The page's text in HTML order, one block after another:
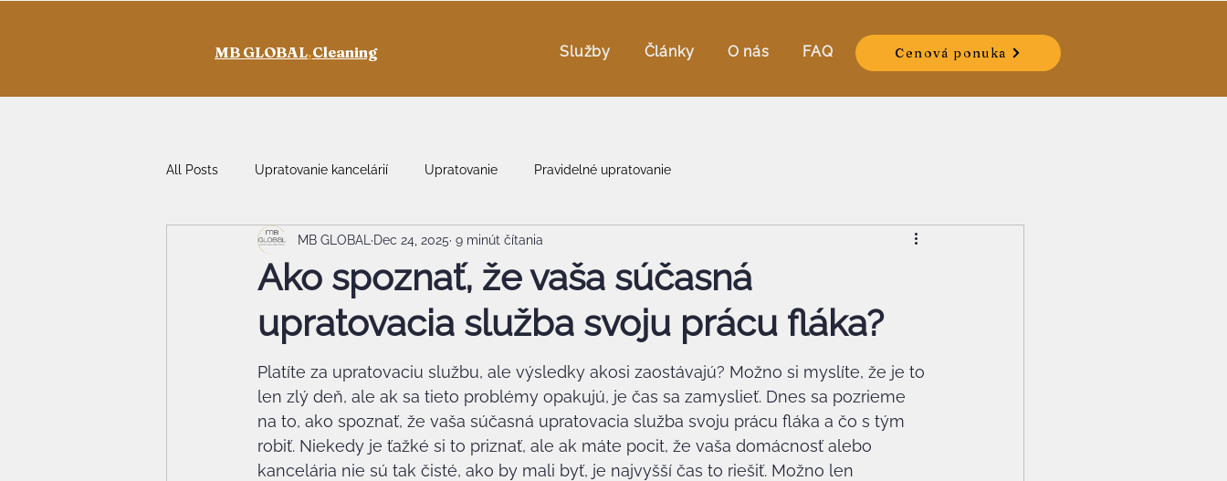
MB GLOBAL.Cleaning Služby Články O nás FAQ Cenová ponuka
All Posts Upratovanie kancelárií Upratovanie Pravidelné upratovanie
Ako spoznať, že vaša súčasná
upratovacia služba svoju prácu fláka?
MB GLOBAL Dec 24, 2025 9 minút čítania
Platíte za upratovaciu službu, ale výsledky akosi zaostávajú? Možno si myslíte, že je to
len zlý deň, ale ak sa tieto problémy opakujú, je čas sa zamyslieť. Dnes sa pozrieme
na to, ako spoznať, že vaša súčasná upratovacia služba svoju prácu fláka a čo s tým
robiť. Niekedy je ťažké si to priznať, ale ak máte pocit, že vaša domácnosť alebo
kancelária nie sú tak čisté, ako by mali byť, je najvyšší čas to riešiť. Možno len